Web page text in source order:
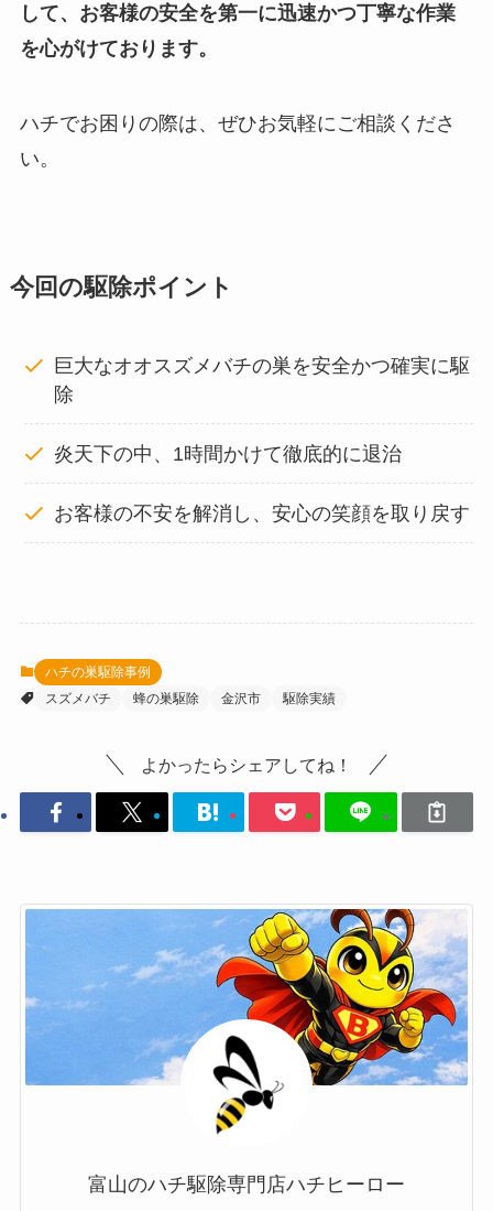
して、お客様の安全を第一に迅速かつ丁寧な作業
を心がけております。
ハチでお困りの際は、ぜひお気軽にご相談くださ
い。
今回の駆除ポイント
巨大なオオスズメバチの巣を安全かつ確実に駆
除
炎天下の中、1時間かけて徹底的に退治
お客様の不安を解消し、安心の笑顔を取り戻す
ハチの巣駆除事例
スズメバチ
蜂の巣駆除 金沢市 駆除実績
よかったらシェアしてね！
富山のハチ駆除専門店ハチヒーロー